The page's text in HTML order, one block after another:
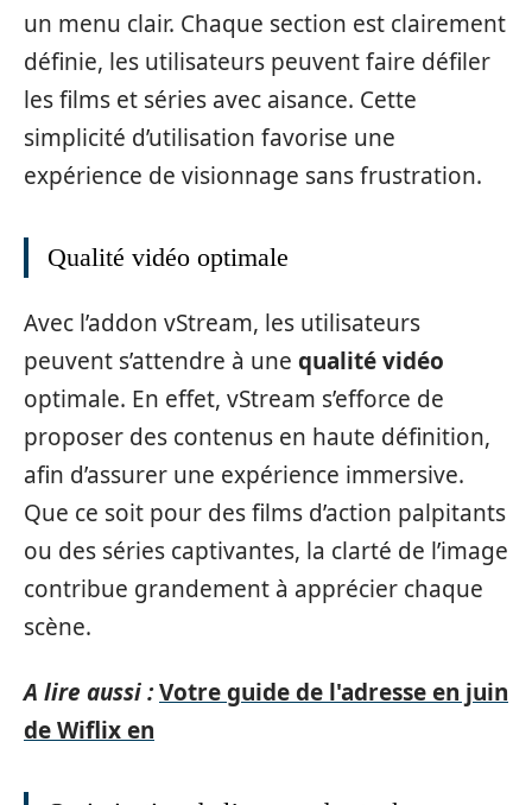
un menu clair. Chaque section est clairement
définie, les utilisateurs peuvent faire défiler
les films et séries avec aisance. Cette
simplicité d’utilisation favorise une
expérience de visionnage sans frustration.
Qualité vidéo optimale
Avec l’addon vStream, les utilisateurs
peuvent s’attendre à une qualité vidéo
optimale. En effet, vStream s’efforce de
proposer des contenus en haute définition,
afin d’assurer une expérience immersive.
Que ce soit pour des films d’action palpitants
ou des séries captivantes, la clarté de l’image
contribue grandement à apprécier chaque
scène.
A lire aussi :Votre guide de l'adresse en juin
de Wiflix en